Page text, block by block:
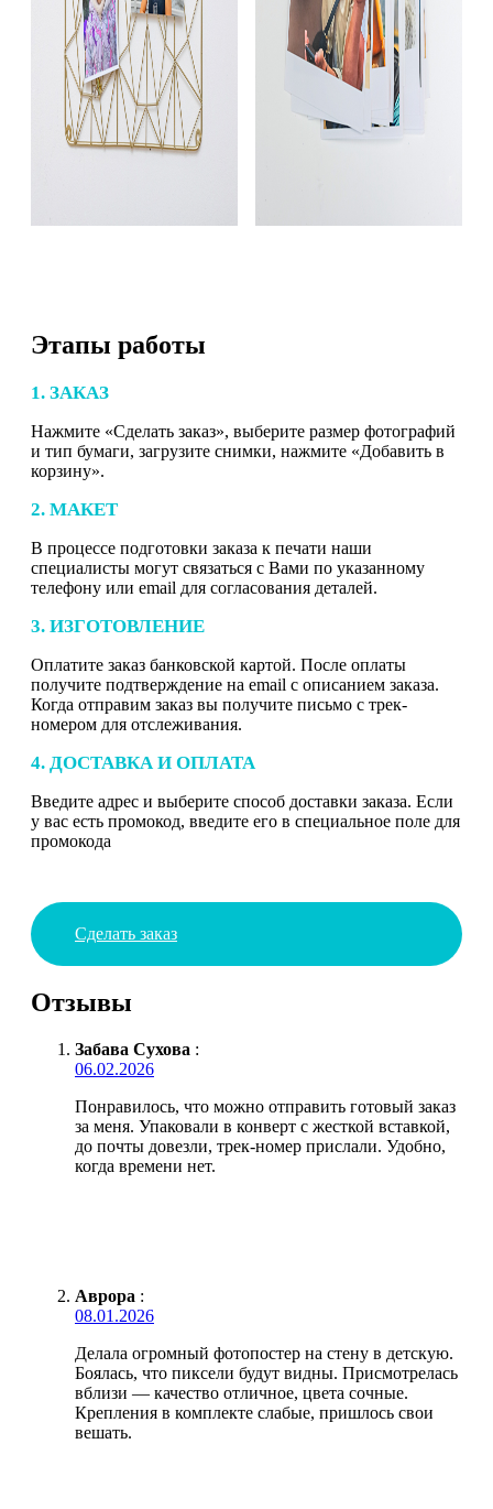
Этапы работы
1. ЗАКАЗ
Нажмите «Сделать заказ», выберите размер фотографий
и тип бумаги, загрузите снимки, нажмите «Добавить в
корзину».
2. МАКЕТ
В процессе подготовки заказа к печати наши
специалисты могут связаться с Вами по указанному
телефону или email для согласования деталей.
3. ИЗГОТОВЛЕНИЕ
Оплатите заказ банковской картой. После оплаты
получите подтверждение на email с описанием заказа.
Когда отправим заказ вы получите письмо с трек-
номером для отслеживания.
4. ДОСТАВКА И ОПЛАТА
Введите адрес и выберите способ доставки заказа. Если
у вас есть промокод, введите его в специальное поле для
промокода
Сделать заказ
Отзывы
Забава Сухова :
06.02.2026
Понравилось, что можно отправить готовый заказ
за меня. Упаковали в конверт с жесткой вставкой,
до почты довезли, трек-номер прислали. Удобно,
когда времени нет.
Аврора :
08.01.2026
Делала огромный фотопостер на стену в детскую.
Боялась, что пиксели будут видны. Присмотрелась
вблизи — качество отличное, цвета сочные.
Крепления в комплекте слабые, пришлось свои
вешать.